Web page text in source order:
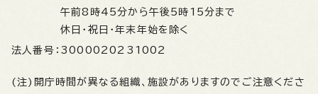
午前8時45分から午後5時15分まで
休日・祝日・年末年始を除く
法人番号： 3000020231002
(注)開庁時間が異なる組織、施設がありますのでご注意くださ